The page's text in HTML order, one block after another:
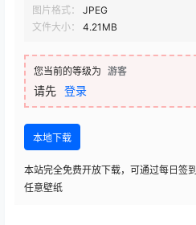
图片格式：
JPEG
文件大小：
4.21MB
您当前的等级为 游客
请先 登录
本地下载
本站完全免费开放下载，可通过每日签到
任意壁纸